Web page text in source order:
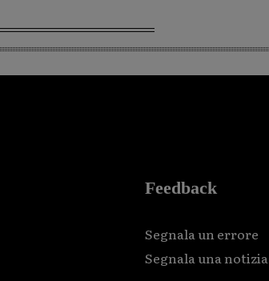
Feedback
Segnala un errore
Segnala una notizia